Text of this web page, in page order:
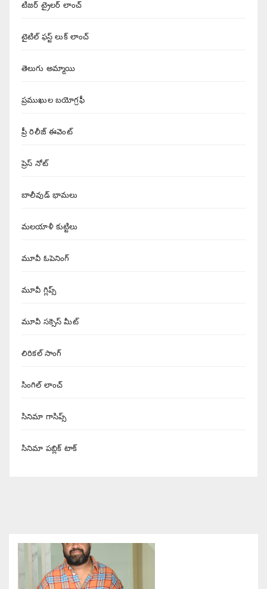
టిజర్ ట్రైలర్ లాంచ్
టైటిల్ ఫస్ట్ లుక్ లాంచ్
తెలుగు అమ్మాయి
ప్రముఖుల బయోగ్రఫీ
ప్రీ రిలీజ్ ఈవెంట్
ప్రెస్ నోట్
బాలీవుడ్ భామలు
మలయాళీ కుట్టిలు
మూవీ ఓపెనింగ్
మూవీ గ్లిప్స్
మూవీ సక్సెస్ మీట్
లిరికల్ సాంగ్
సింగిల్ లాంచ్
సినిమా గాసిప్స్
సినిమా పబ్లిక్ టాక్